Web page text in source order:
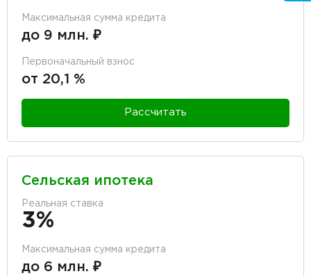
Максимальная сумма кредита
до 9 млн. ₽
Первоначальный взнос
от 20,1 %
Рассчитать
Сельская ипотека
Реальная ставка
3%
Максимальная сумма кредита
до 6 млн. ₽